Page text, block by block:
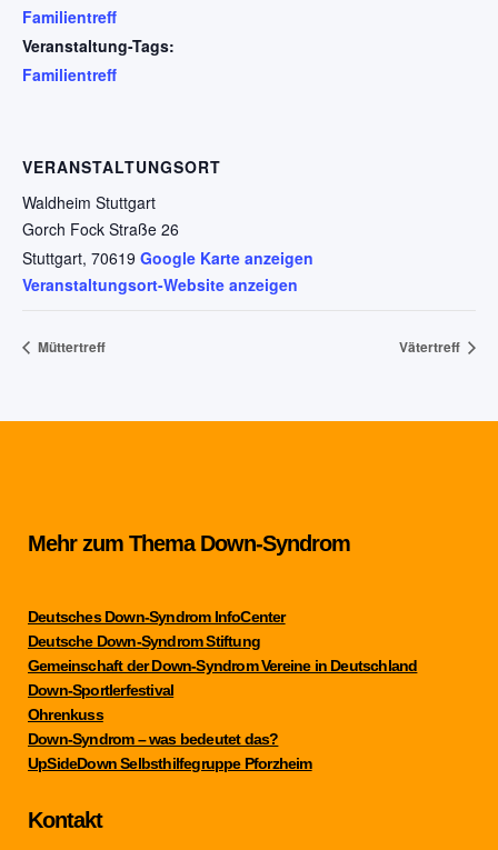
Familientreff
Veranstaltung-Tags:
Familientreff
VERANSTALTUNGSORT
Waldheim Stuttgart
Gorch Fock Straße 26
Stuttgart, 70619 Google Karte anzeigen
Veranstaltungsort-Website anzeigen
Müttertreff Vätertreff
Mehr zum Thema Down-Syndrom
Deutsches Down-Syndrom InfoCenter
Deutsche Down-Syndrom Stiftung
Gemeinschaft der Down-Syndrom Vereine in Deutschland
Down-Sportlerfestival
Ohrenkuss
Down-Syndrom – was bedeutet das?
UpSideDown Selbsthilfegruppe Pforzheim
Kontakt